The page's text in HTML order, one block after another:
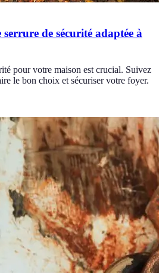
de sécurité adaptée à
pour votre maison est crucial. Suivez
le bon choix et sécuriser votre foyer.